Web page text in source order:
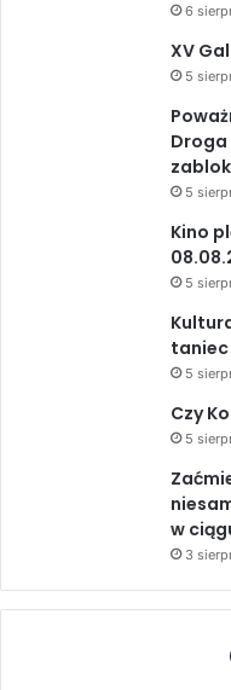
6
XV
5
Droga
5
Kino
5
5
Czy
5
w
3